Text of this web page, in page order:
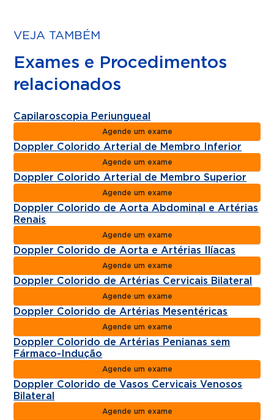
VEJA TAMBÉM
Exames e Procedimentos
relacionados
Capilaroscopia Periungueal
Agende um exame
Doppler Colorido Arterial de Membro Inferior
Agende um exame
Doppler Colorido Arterial de Membro Superior
Agende um exame
Doppler Colorido de Aorta Abdominal e Artérias
Renais
Agende um exame
Doppler Colorido de Aorta e Artérias Ilíacas
Agende um exame
Doppler Colorido de Artérias Cervicais Bilateral
Agende um exame
Doppler Colorido de Artérias Mesentéricas
Agende um exame
Doppler Colorido de Artérias Penianas sem
Fármaco-Indução
Agende um exame
Doppler Colorido de Vasos Cervicais Venosos
Bilateral
Agende um exame